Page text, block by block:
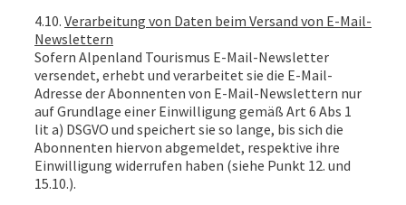
4.10. Verarbeitung von Daten beim Versand von E-Mail-
Newslettern
Sofern Alpenland Tourismus E-Mail-Newsletter
versendet, erhebt und verarbeitet sie die E-Mail-
Adresse der Abonnenten von E-Mail-Newslettern nur
auf Grundlage einer Einwilligung gemäß Art 6 Abs 1
lit a) DSGVO und speichert sie so lange, bis sich die
Abonnenten hiervon abgemeldet, respektive ihre
Einwilligung widerrufen haben (siehe Punkt 12. und
15.10.).